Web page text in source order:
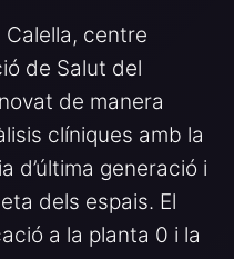
Calella, centre
de Salut del
de manera
clíniques amb la
d’última generació i
dels espais. El
a la planta 0 i la